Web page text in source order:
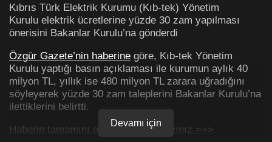
Kıbrıs Türk Elektrik Kurumu (Kıb-tek) Yönetim
Kurulu elektrik ücretlerine yüzde 30 zam yapılması
önerisini Bakanlar Kurulu’na gönderdi
Özgür Gazete’nin haberine göre, Kıb-tek Yönetim
Kurulu yaptığı basın açıklaması ile kurumun aylık 40
milyon TL, yıllık ise 480 milyon TL zarara uğradığını
söyleyerek yüzde 30 zam taleplerini Bakanlar Kurulu’na
ilettiklerini belirtti.
Haberin tamamını okumak için tıklayınız >>>
Devamı için